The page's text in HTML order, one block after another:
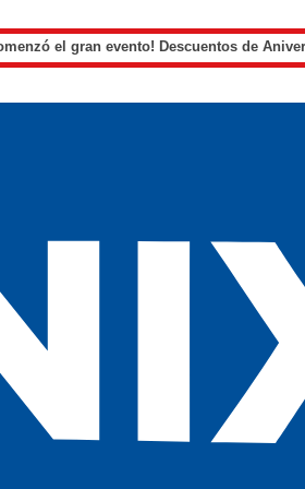
el gran evento! Descuentos de